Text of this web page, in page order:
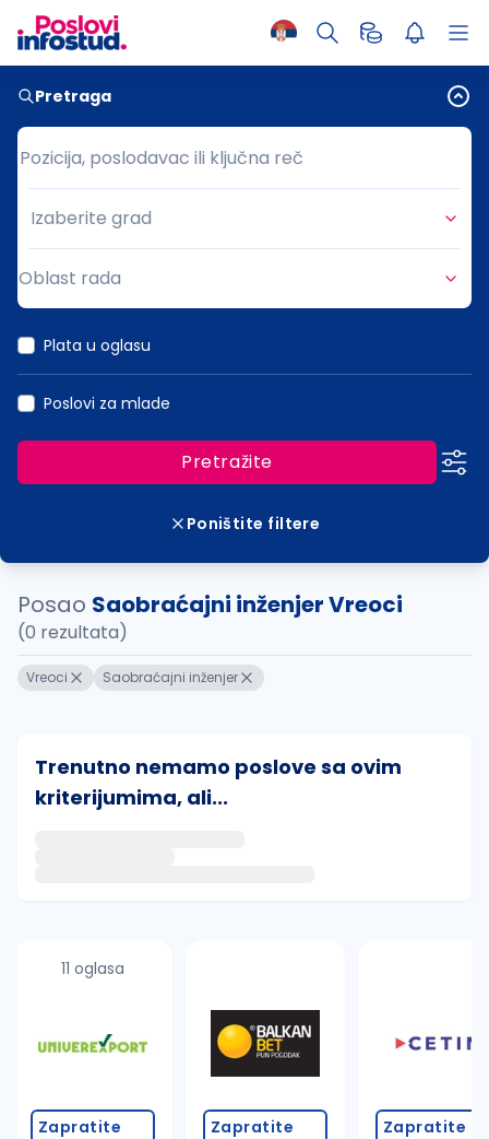
Pretraga
Pozicija, poslodavac ili ključna reč
Pozicija, poslodavac ili ključna reč
Grad
Izaberite grad
Oblast rada
Plata u oglasu
Poslovi za mlade
Pretražite
Poništite filtere
Posao Saobraćajni inženjer Vreoci
(0 rezultata)
Vreoci Saobraćajni inženjer
Trenutno nemamo poslove sa ovim
kriterijumima, ali...
Takođe možete da:
proverite pravopisne greške (koristite č, ć, š, đ,
promenite odabrane filtere pretrage
11 oglasa
Zapratite Zapratite Zapratite